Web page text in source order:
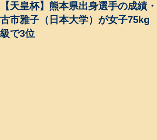
【天皇杯】熊本県出身選手の成績・
古市雅子（日本大学）が女子75kg
級で3位